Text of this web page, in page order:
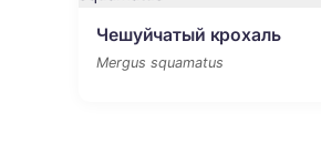
Чешуйчатый крохаль
Mergus squamatus